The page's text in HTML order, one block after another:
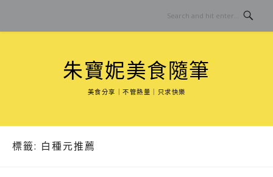
content
朱寶妮美食隨筆
美食分享｜不管熱量｜只求快樂
標籤: 白種元推薦